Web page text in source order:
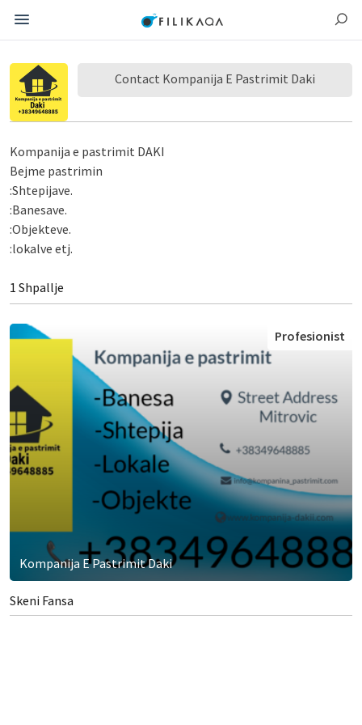
Contact Kompanija E Pastrimit Daki
Kompanija e pastrimit DAKI
Bejme pastrimin
:Shtepijave.
:Banesave.
:Objekteve.
:lokalve etj.
1 Shpallje
Kompanija E Pastrimit Daki
Profesionist
Skeni Fansa